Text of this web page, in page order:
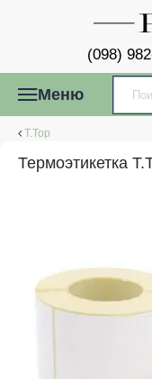
(098)
Меню
T.Top
Термоэтикетка